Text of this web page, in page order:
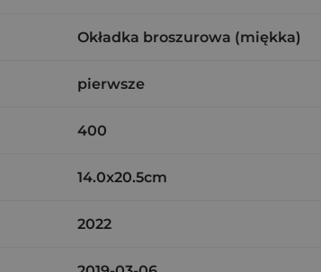
Okładka broszurowa (miękka)
pierwsze
400
14.0x20.5cm
2022